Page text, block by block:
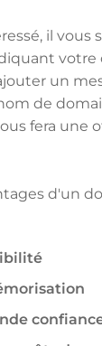
il vous
votre
un
de
fera une
d'un